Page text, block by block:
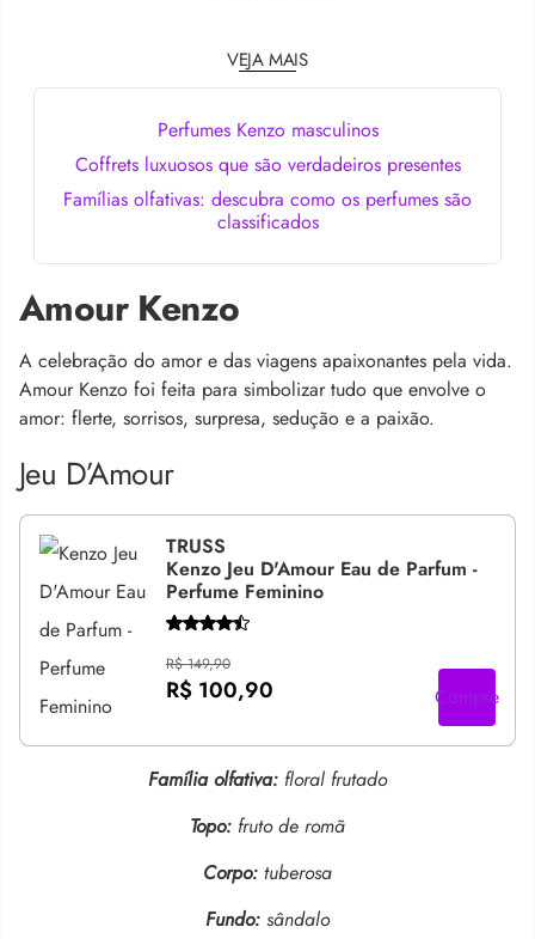
VEJA MAIS
Perfumes Kenzo masculinos
Coffrets luxuosos que são verdadeiros presentes
Famílias olfativas: descubra como os perfumes são
classificados
Amour Kenzo
A celebração do amor e das viagens apaixonantes pela vida.
Amour Kenzo foi feita para simbolizar tudo que envolve o
amor: flerte, sorrisos, surpresa, sedução e a paixão.
Jeu D’Amour
TRUSS
Kenzo Jeu D'Amour Eau de Parfum -
Perfume Feminino
R$ 149,90
R$ 100,90 Compre
Família olfativa: floral frutado
Topo: fruto de romã
Corpo: tuberosa
Fundo: sândalo